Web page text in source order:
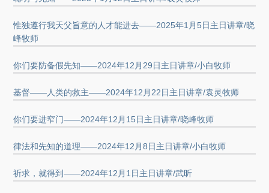
惟独遵行我天父旨意的人才能进去——2025年1月5日主日讲章/晓
峰牧师
你们要防备假先知——2024年12月29日主日讲章/小白牧师
基督——人类的救主——2024年12月22日主日讲章/袁灵牧师
你们要进窄门——2024年12月15日主日讲章/晓峰牧师
律法和先知的道理——2024年12月8日主日讲章/小白牧师
祈求，就得到——2024年12月1日主日讲章/武昕